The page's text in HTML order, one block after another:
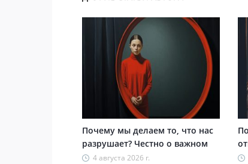
Почему мы делаем то, что нас
разрушает? Честно о важном
4 августа 2026 г.